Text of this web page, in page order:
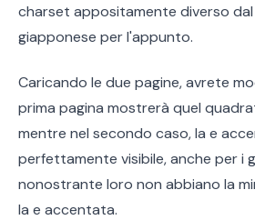
charset appositamente diverso
giapponese per l'appunto.
Caricando le due pagine, avrete
prima pagina mostrerà quel
mentre nel secondo caso, la e
perfettamente visibile, anche per i
nonostrante loro non abbiano la
la e accentata.